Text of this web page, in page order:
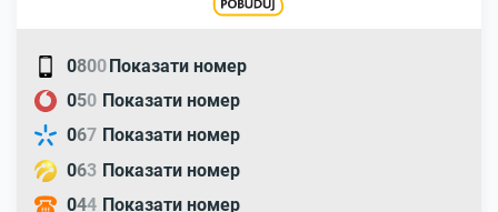
0800Показати номер
050 Показати номер
067 Показати номер
063 Показати номер
044 Показати номер